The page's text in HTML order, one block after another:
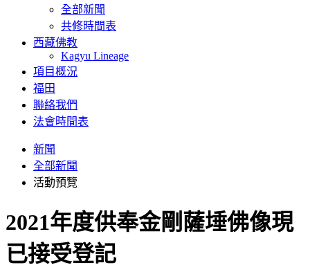
全部新聞
共修時間表
西藏佛教
Kagyu Lineage
項目概況
福田
聯絡我們
法會時間表
新聞
全部新聞
活動預覽
2021年度供奉金剛薩埵佛像現
已接受登記